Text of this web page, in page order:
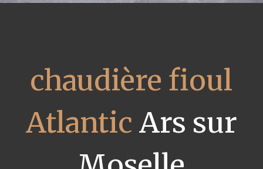
chaudière fioul
Atlantic Ars sur